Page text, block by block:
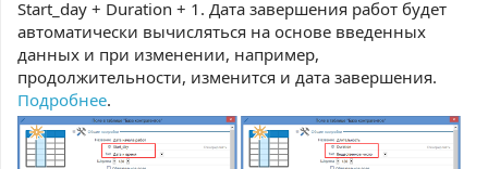
Start_day + Duration + 1. Дата завершения работ будет
автоматически вычисляться на основе введенных
данных и при изменении, например,
продолжительности, изменится и дата завершения.
Подробнее.